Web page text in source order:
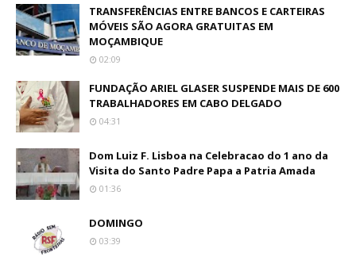
TRANSFERÊNCIAS ENTRE BANCOS E CARTEIRAS
MÓVEIS SÃO AGORA GRATUITAS EM
MOÇAMBIQUE
02:09
FUNDAÇÃO ARIEL GLASER SUSPENDE MAIS DE 600
TRABALHADORES EM CABO DELGADO
04:31
Dom Luiz F. Lisboa na Celebracao do 1 ano da
Visita do Santo Padre Papa a Patria Amada
01:36
DOMINGO
03:39